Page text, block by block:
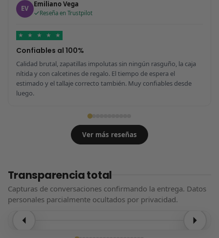
EV Emiliano Vega
Reseña en Trustpilot
★ ★ ★ ★ ★
Confiables al 100%
Calidad brutal, zapatillas impolutas sin ningún rasguño, la caja
nítida y con calcetines de regalo. El tiempo de espera el
estimado y el tallaje correcto también. Muy confiables desde
luego.
Ver más reseñas
Transparencia total
Capturas de conversaciones confirmando la entrega. Datos
personales parcialmente ocultados por privacidad.